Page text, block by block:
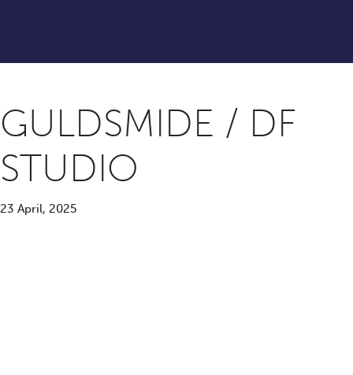
GULDSMIDE / DF
STUDIO
23 April, 2025